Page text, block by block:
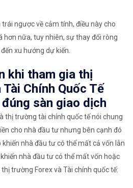
ngược về cảm tính, điều này cho
hơn nữa, tuy nhiên, sự thay đổi ròng
xu hướng dự kiến.
khi tham gia thị
Chính Quốc Tế
sàn giao dịch
thị trường tài chính quốc tế nói chung
cho nhà đầu tư nhưng bên cạnh đó
nhà đầu tư có thể mất cả vốn lẫn
nhà đầu tư có thể mất vốn hoặc
trường Forex và Tài chính quốc tế: